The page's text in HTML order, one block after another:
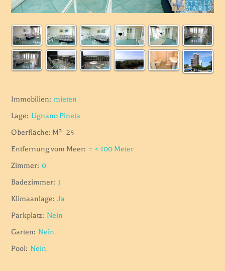
Immobilien: mieten
Lage: Lignano Pineta
Oberfläche: M² 25
Entfernung vom Meer: = < 100 Meter
Zimmer: 0
Badezimmer: 1
Klimaanlage: Ja
Parkplatz: Nein
Garten: Nein
Pool: Nein